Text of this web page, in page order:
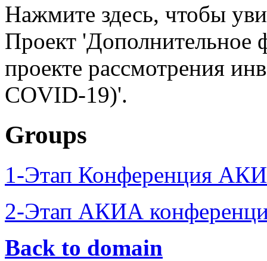
Нажмите здесь, чтобы
Проект 'Дополнительное
проекте рассмотрения
COVID-19)'.
Groups
1-Этап Конференция
2-Этап АКИА
Back to domain